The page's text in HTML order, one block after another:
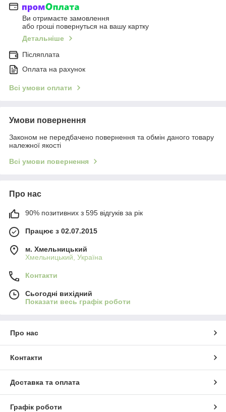
Ви отримаєте замовлення
або гроші повернуться на вашу картку
Детальніше
Післяплата
Оплата на рахунок
Всі умови оплати
Умови повернення
Законом не передбачено повернення та обмін даного товару
належної якості
Всі умови повернення
Про нас
90% позитивних з 595 відгуків за рік
Працює з 02.07.2015
м. Хмельницький
Хмельницький, Україна
Контакти
Сьогодні вихідний
Показати весь графік роботи
Про нас
Контакти
Доставка та оплата
Графік роботи